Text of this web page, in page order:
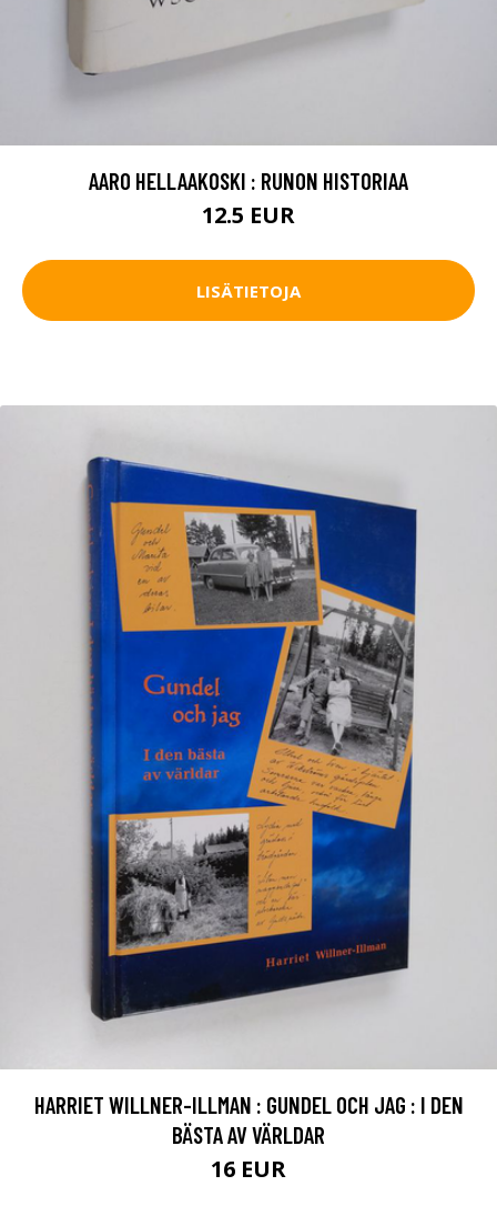
AARO HELLAAKOSKI : RUNON HISTORIAA
12.5 EUR
LISÄTIETOJA
HARRIET WILLNER-ILLMAN : GUNDEL OCH JAG : I DEN
BÄSTA AV VÄRLDAR
16 EUR